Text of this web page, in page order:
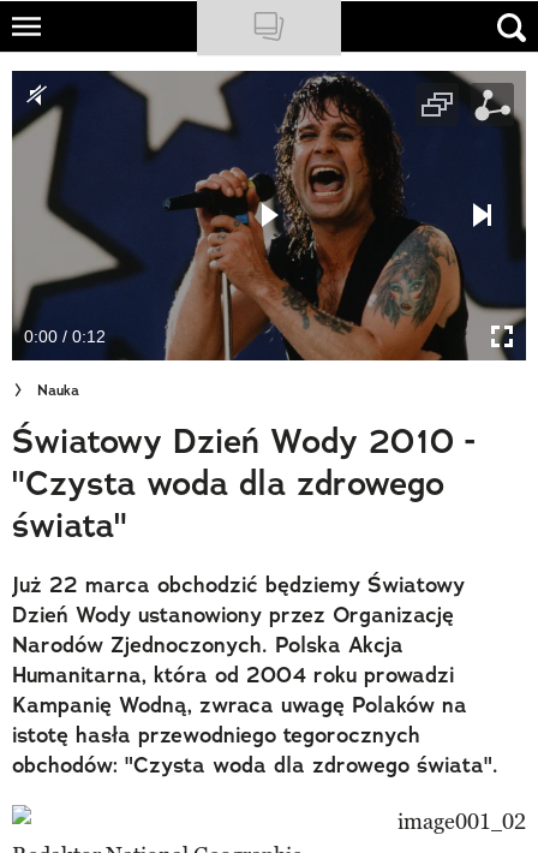
Skip
main
content
NATIONAL GEOGRAPHIC
TRAVELER
PODCASTY
Newsletter
Cuda Polski
Wielki Konkurs Fotograficzny
Trendbook Podróżniczy
Polecane
0:00 / 0:12
Nauka
Światowy Dzień Wody 2010 -
"Czysta woda dla zdrowego
świata"
Już 22 marca obchodzić będziemy Światowy
Dzień Wody ustanowiony przez Organizację
Narodów Zjednoczonych. Polska Akcja
Humanitarna, która od 2004 roku prowadzi
Kampanię Wodną, zwraca uwagę Polaków na
istotę hasła przewodniego tegorocznych
obchodów: "Czysta woda dla zdrowego świata".